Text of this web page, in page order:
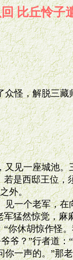
回 比丘
，解脱三藏
见一座城池。
是西邸王位，
外。
个老军，在
猛然惊觉，
你休胡惊作怪
爷？”行者道
一声的。”那